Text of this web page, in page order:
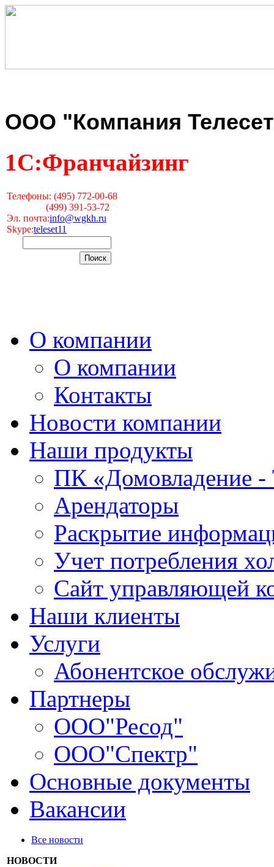
ООО "Компания
1С:Франчайзинг
Телефоны: (495) 772-00-68
(499) 391-53-72
Эл. почта:info@wgkh.ru
Skype:teleset11
О компании
О компании
Контакты
Новости компании
Наши продукты
ПК «Домовладение -
Арендаторы
Раскрытие
Учет потребления
Сайт управляющей
Наши клиенты
Услуги
Абонентское
Партнеры
ООО"Ресод"
ООО"Спектр"
Основные документы
Вакансии
Все новости
НОВОСТИ